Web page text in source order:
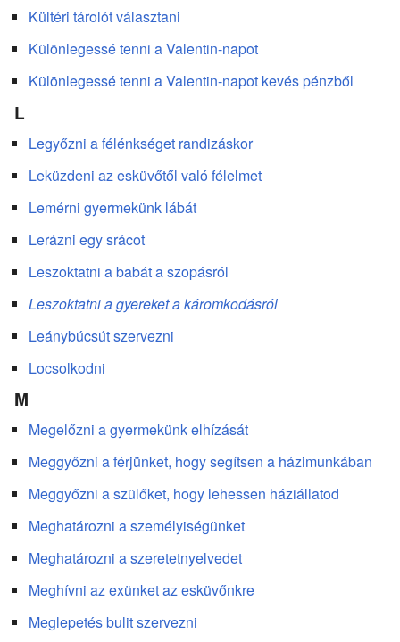
Kültéri tárolót választani
Különlegessé tenni a Valentin-napot
Különlegessé tenni a Valentin-napot kevés pénzből
L
Legyőzni a félénkséget randizáskor
Leküzdeni az esküvőtől való félelmet
Lemérni gyermekünk lábát
Lerázni egy srácot
Leszoktatni a babát a szopásról
Leszoktatni a gyereket a káromkodásról
Leánybúcsút szervezni
Locsolkodni
M
Megelőzni a gyermekünk elhízását
Meggyőzni a férjünket, hogy segítsen a házimunkában
Meggyőzni a szülőket, hogy lehessen háziállatod
Meghatározni a személyiségünket
Meghatározni a szeretetnyelvedet
Meghívni az exünket az esküvőnkre
Meglepetés bulit szervezni